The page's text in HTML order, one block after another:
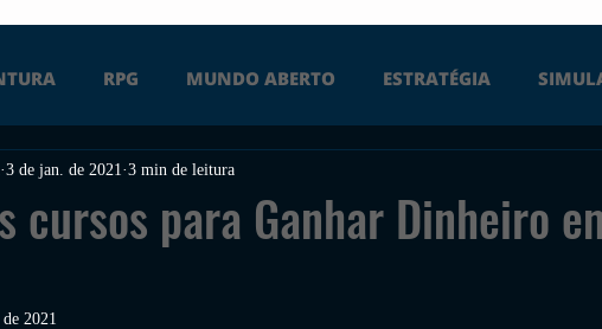
RPG MUNDO ABERTO ESTRATÉGIA
PC PS4 PS5
cursos para Ganhar Dinheiro
3 de jan. de 2021 3 min de leitura
2021